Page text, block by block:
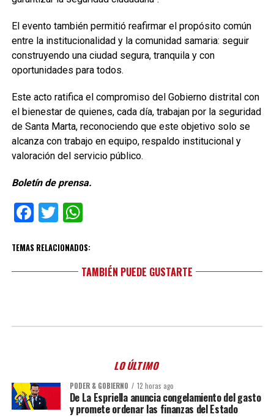
El evento también permitió reafirmar el propósito común
entre la institucionalidad y la comunidad samaria: seguir
construyendo una ciudad segura, tranquila y con
oportunidades para todos.
Este acto ratifica el compromiso del Gobierno distrital con
el bienestar de quienes, cada día, trabajan por la seguridad
de Santa Marta, reconociendo que este objetivo solo se
alcanza con trabajo en equipo, respaldo institucional y
valoración del servicio público.
Boletín de prensa.
Facebook
TwitterWhatsApp
TEMAS RELACIONADOS:
TAMBIÉN PUEDE GUSTARTE
LO ÚLTIMO
PODER & GOBIERNO 12 horas ago
De La Espriella anuncia congelamiento del gasto
y promete ordenar las finanzas del Estado